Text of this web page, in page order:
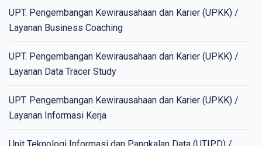
UPT. Pengembangan Kewirausahaan dan Karier (UPKK) /
Layanan Business Coaching
UPT. Pengembangan Kewirausahaan dan Karier (UPKK) /
Layanan Data Tracer Study
UPT. Pengembangan Kewirausahaan dan Karier (UPKK) /
Layanan Informasi Kerja